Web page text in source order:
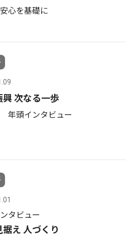
心を基礎に
興 次なる一歩
年頭インタビュー
タビュー
据え 人づくり